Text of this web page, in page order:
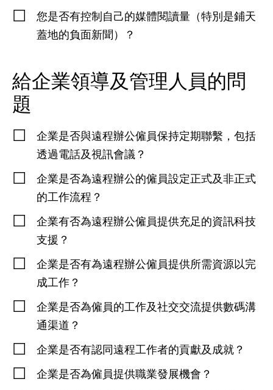
您是否有控制自己的媒體閱讀量（特別是鋪天
蓋地的負面新聞）？
給企業領導及管理人員的問
題
企業是否與遠程辦公僱員保持定期聯繫，包括
透過電話及視訊會議？
企業是否為遠程辦公的僱員設定正式及非正式
的工作流程？
企業有否為遠程辦公僱員提供充足的資訊科技
支援？
企業是否有為遠程辦公僱員提供所需資源以完
成工作？
企業是否為僱員的工作及社交交流提供數碼溝
通渠道？
企業是否有認同遠程工作者的貢獻及成就？
企業是否為僱員提供職業發展機會？